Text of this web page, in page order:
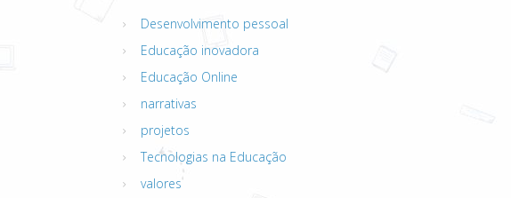
Desenvolvimento pessoal
Educação inovadora
Educação Online
narrativas
projetos
Tecnologias na Educação
valores